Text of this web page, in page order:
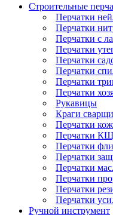
Строительные
Перчатки
Перчатки
Перчатки с
Перчатки
Перчатки
Перчатки
Перчатки
Перчатки
Рукавицы
Краги
Перчатки
Перчатки
Перчатки
Перчатки
Перчатки
Перчатки
Перчатки
Перчатки
Ручной инструмент